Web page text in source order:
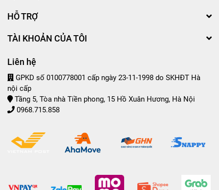
HỖ TRỢ
TÀI KHOẢN CỦA TÔI
Liên hệ
GPKD số 0100778001 cấp ngày 23-11-1998 do SKHĐT Hà
nội cấp
Tầng 5, Tòa nhà Tiền phong, 15 Hồ Xuân Hương, Hà Nội
0968.715.858